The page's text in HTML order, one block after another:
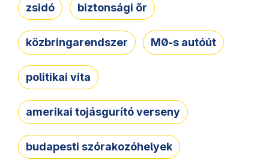
zsidó biztonsági őr
közbringarendszer M0-s autóút
politikai vita
amerikai tojásgurító verseny
budapesti szórakozóhelyek